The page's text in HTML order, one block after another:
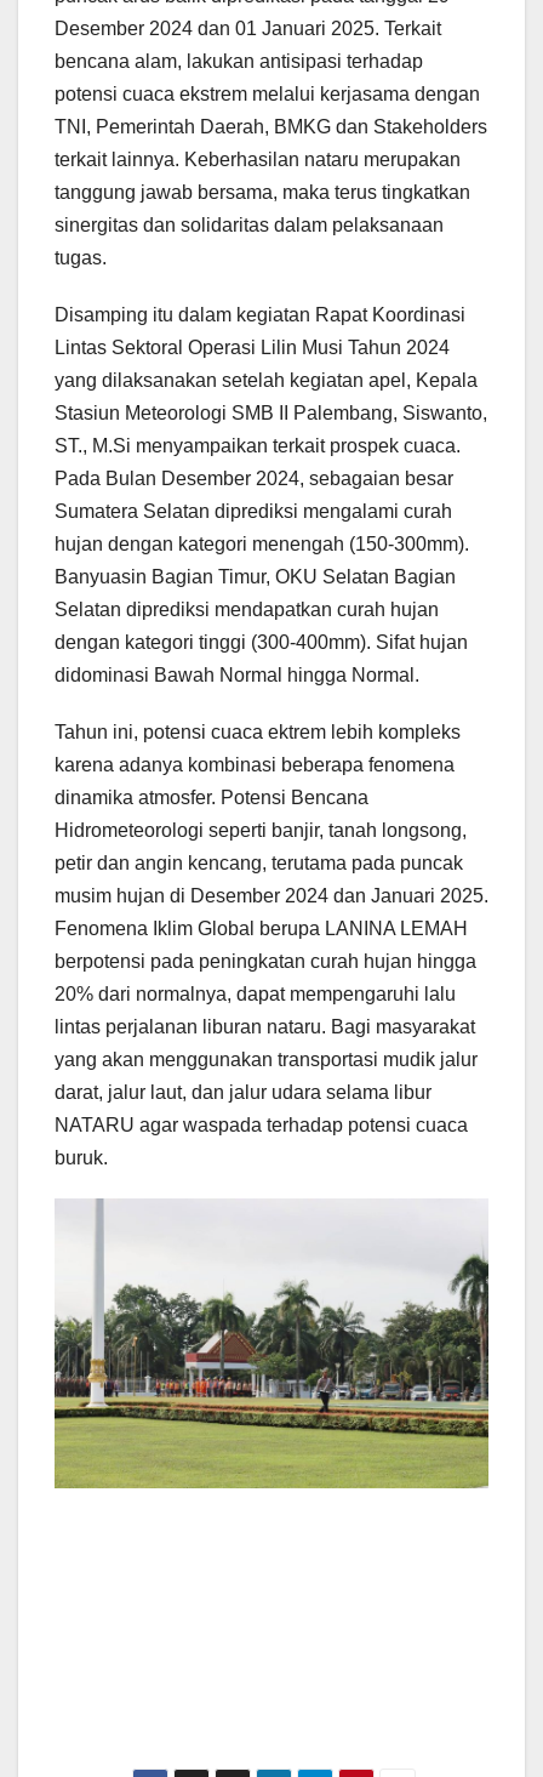
Desember 2024 dan 01 Januari 2025. Terkait
bencana alam, lakukan antisipasi terhadap
potensi cuaca ekstrem melalui kerjasama dengan
TNI, Pemerintah Daerah, BMKG dan Stakeholders
terkait lainnya. Keberhasilan nataru merupakan
tanggung jawab bersama, maka terus tingkatkan
sinergitas dan solidaritas dalam pelaksanaan
tugas.
Disamping itu dalam kegiatan Rapat Koordinasi
Lintas Sektoral Operasi Lilin Musi Tahun 2024
yang dilaksanakan setelah kegiatan apel, Kepala
Stasiun Meteorologi SMB II Palembang, Siswanto,
ST., M.Si menyampaikan terkait prospek cuaca.
Pada Bulan Desember 2024, sebagaian besar
Sumatera Selatan diprediksi mengalami curah
hujan dengan kategori menengah (150-300mm).
Banyuasin Bagian Timur, OKU Selatan Bagian
Selatan diprediksi mendapatkan curah hujan
dengan kategori tinggi (300-400mm). Sifat hujan
didominasi Bawah Normal hingga Normal.
Tahun ini, potensi cuaca ektrem lebih kompleks
karena adanya kombinasi beberapa fenomena
dinamika atmosfer. Potensi Bencana
Hidrometeorologi seperti banjir, tanah longsong,
petir dan angin kencang, terutama pada puncak
musim hujan di Desember 2024 dan Januari 2025.
Fenomena Iklim Global berupa LANINA LEMAH
berpotensi pada peningkatan curah hujan hingga
20% dari normalnya, dapat mempengaruhi lalu
lintas perjalanan liburan nataru. Bagi masyarakat
yang akan menggunakan transportasi mudik jalur
darat, jalur laut, dan jalur udara selama libur
NATARU agar waspada terhadap potensi cuaca
buruk.